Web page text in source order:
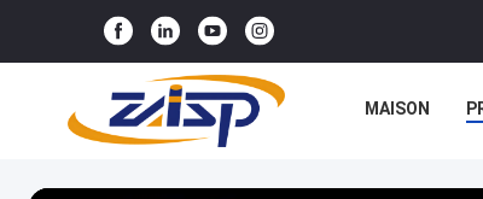
MAISON